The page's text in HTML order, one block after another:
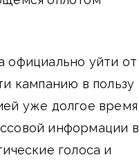
официально уйти от
кампанию в пользу
уже долгое время
информации в
голоса и